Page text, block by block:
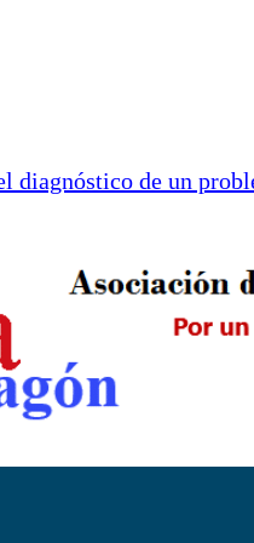
diagnóstico de un